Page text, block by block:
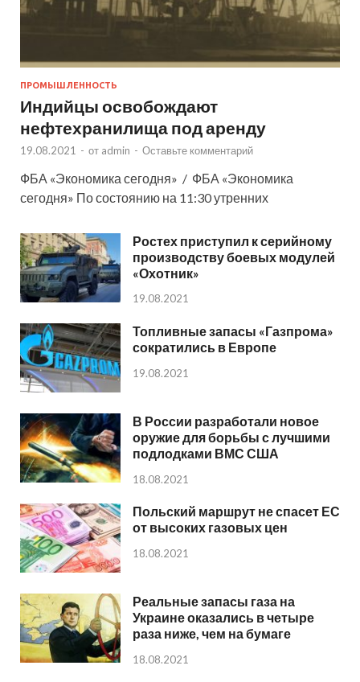
ПРОМЫШЛЕННОСТЬ
Индийцы освобождают
нефтехранилища под аренду
19.08.2021 - от admin - Оставьте комментарий
ФБА «Экономика сегодня» / ФБА «Экономика
сегодня» По состоянию на 11:30 утренних
Ростех приступил к серийному
производству боевых модулей
«Охотник»
19.08.2021
Топливные запасы «Газпрома»
сократились в Европе
19.08.2021
В России разработали новое
оружие для борьбы с лучшими
подлодками ВМС США
18.08.2021
Польский маршрут не спасет ЕС
от высоких газовых цен
18.08.2021
Реальные запасы газа на
Украине оказались в четыре
раза ниже, чем на бумаге
18.08.2021